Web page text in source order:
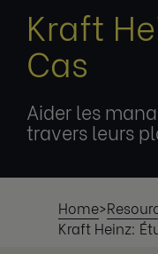
Kraft
Cas
Aider les
travers leurs
Home>
Kraft Heinz: